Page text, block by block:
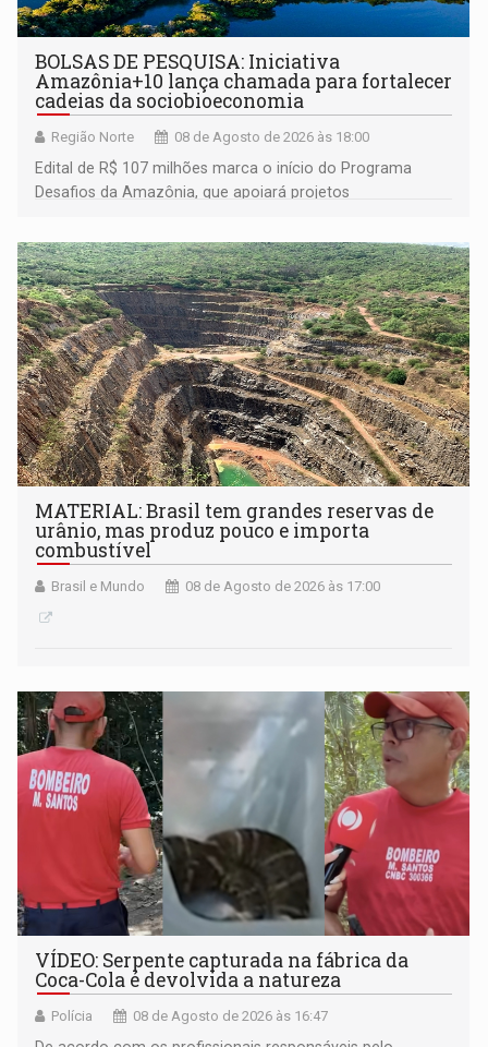
BOLSAS DE PESQUISA: Iniciativa
Amazônia+10 lança chamada para fortalecer
cadeias da sociobioeconomia
Região Norte 08 de Agosto de 2026 às 18:00
Edital de R$ 107 milhões marca o início do Programa
Desafios da Amazônia, que apoiará projetos
submissão de pré-propostas poderá ser feita até 1º de
setembro
MATERIAL: Brasil tem grandes reservas de
urânio, mas produz pouco e importa
combustível
Brasil e Mundo 08 de Agosto de 2026 às 17:00
VÍDEO: Serpente capturada na fábrica da
Coca-Cola é devolvida a natureza
Polícia 08 de Agosto de 2026 às 16:47